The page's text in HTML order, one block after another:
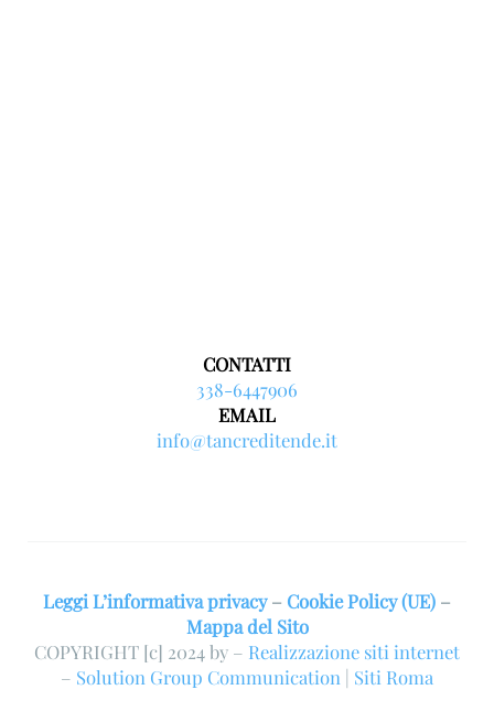
CONTATTI
338-6447906
EMAIL
info@tancreditende.it
Leggi L’informativa privacy– Cookie Policy (UE) –
Mappa del Sito
COPYRIGHT [c] 2024 by – Realizzazione siti internet
– Solution Group Communication | Siti Roma